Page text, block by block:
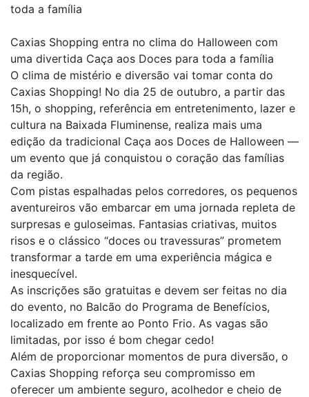
toda a família
Caxias Shopping entra no clima do Halloween com
uma divertida Caça aos Doces para toda a família
O clima de mistério e diversão vai tomar conta do
Caxias Shopping! No dia 25 de outubro, a partir das
15h, o shopping, referência em entretenimento, lazer e
cultura na Baixada Fluminense, realiza mais uma
edição da tradicional Caça aos Doces de Halloween —
um evento que já conquistou o coração das famílias
da região.
Com pistas espalhadas pelos corredores, os pequenos
aventureiros vão embarcar em uma jornada repleta de
surpresas e guloseimas. Fantasias criativas, muitos
risos e o clássico “doces ou travessuras” prometem
transformar a tarde em uma experiência mágica e
inesquecível.
As inscrições são gratuitas e devem ser feitas no dia
do evento, no Balcão do Programa de Benefícios,
localizado em frente ao Ponto Frio. As vagas são
limitadas, por isso é bom chegar cedo!
Além de proporcionar momentos de pura diversão, o
Caxias Shopping reforça seu compromisso em
oferecer um ambiente seguro, acolhedor e cheio de